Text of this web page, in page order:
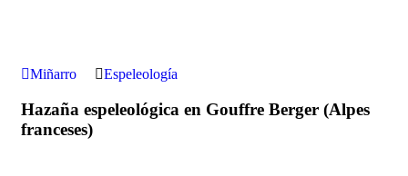
Miñarro Espeleología
Hazaña espeleológica en Gouffre Berger (Alpes
franceses)